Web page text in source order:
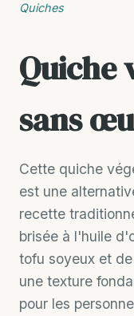
Quiches
Quiche
sans
Cette quiche
est une
recette
brisée à l'huile
tofu soyeux et
une texture
pour les